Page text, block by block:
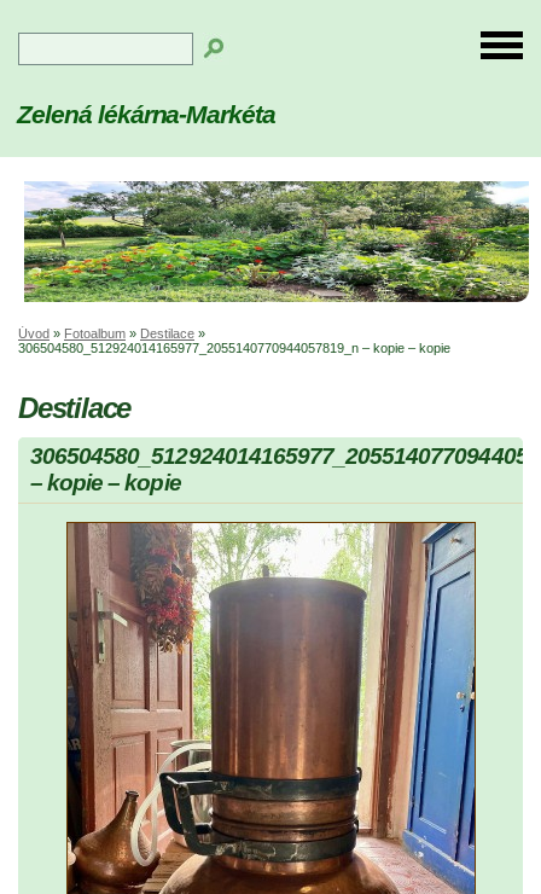
Zelená lékárna-Markéta
Úvod » Fotoalbum » Destilace »
306504580_512924014165977_2055140770944057819_n – kopie – kopie
Destilace
– kopie – kopie